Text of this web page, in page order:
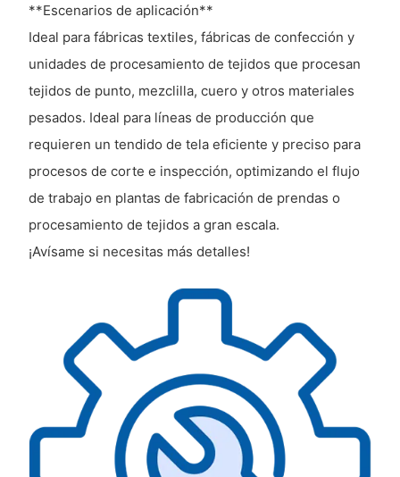
**Escenarios de aplicación**
Ideal para fábricas textiles, fábricas de confección y
unidades de procesamiento de tejidos que procesan
tejidos de punto, mezclilla, cuero y otros materiales
pesados. Ideal para líneas de producción que
requieren un tendido de tela eficiente y preciso para
procesos de corte e inspección, optimizando el flujo
de trabajo en plantas de fabricación de prendas o
procesamiento de tejidos a gran escala.
¡Avísame si necesitas más detalles!